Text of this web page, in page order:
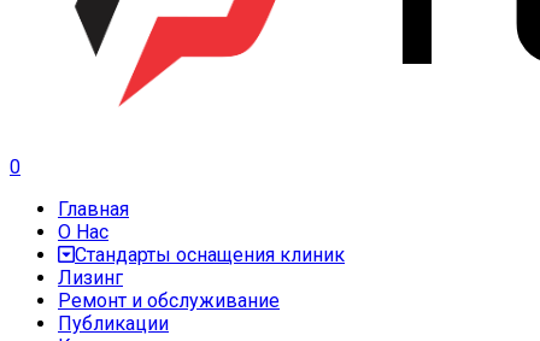
0
Главная
О Нас
Стандарты оснащения клиник
Лизинг
Ремонт и обслуживание
Публикации